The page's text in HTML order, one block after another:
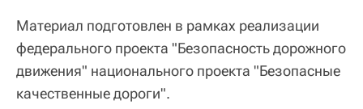
Материал подготовлен в рамках реализации
федерального проекта "Безопасность дорожного
движения" национального проекта "Безопасные
качественные дороги".